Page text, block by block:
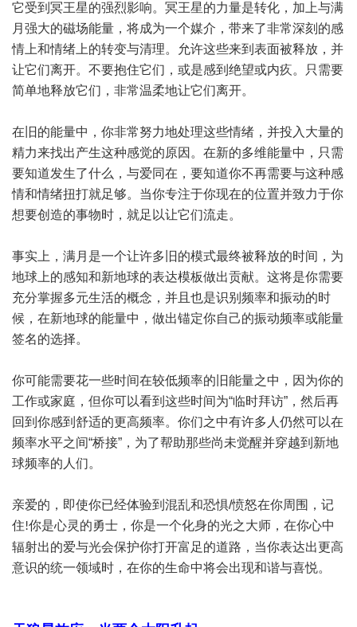
它受到冥王星的强烈影响。冥王星的力量是转化，加上与满
月强大的磁场能量，将成为一个媒介，带来了非常深刻的感
情上和情绪上的转变与清理。允许这些来到表面被释放，并
让它们离开。不要抱住它们，或是感到绝望或内疚。只需要
简单地释放它们，非常温柔地让它们离开。
在旧的能量中，你非常努力地处理这些情绪，并投入大量的
精力来找出产生这种感觉的原因。在新的多维能量中，只需
要知道发生了什么，与爱同在，要知道你不再需要与这种感
情和情绪扭打就足够。当你专注于你现在的位置并致力于你
想要创造的事物时，就足以让它们流走。
事实上，满月是一个让许多旧的模式最终被释放的时间，为
地球上的感知和新地球的表达模板做出贡献。这将是你需要
充分掌握多元生活的概念，并且也是识别频率和振动的时
候，在新地球的能量中，做出锚定你自己的振动频率或能量
签名的选择。
你可能需要花一些时间在较低频率的旧能量之中，因为你的
工作或家庭，但你可以看到这些时间为“临时拜访”，然后再
回到你感到舒适的更高频率。你们之中有许多人仍然可以在
频率水平之间“桥接”，为了帮助那些尚未觉醒并穿越到新地
球频率的人们。
亲爱的，即使你已经体验到混乱和恐惧/愤怒在你周围，记
住!你是心灵的勇士，你是一个化身的光之大师，在你心中
辐射出的爱与光会保护你打开富足的道路，当你表达出更高
意识的统一领域时，在你的生命中将会出现和谐与喜悦。